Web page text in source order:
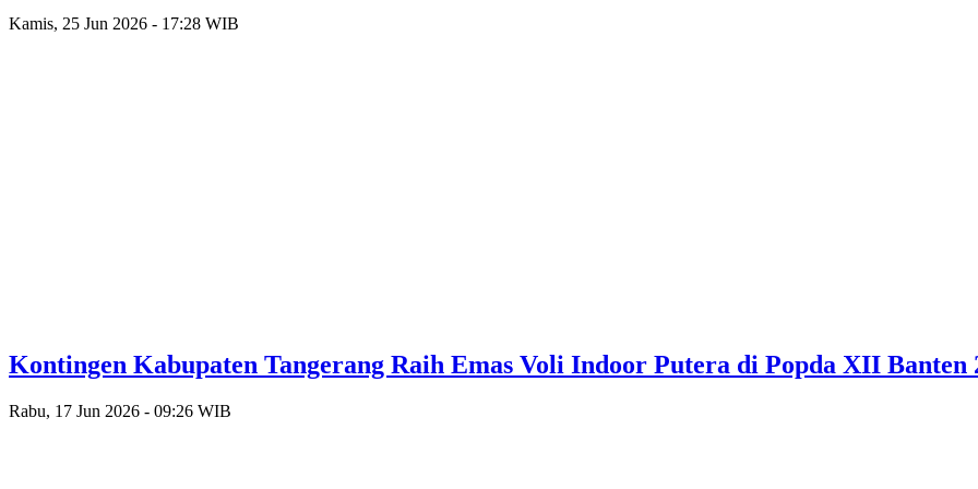
Kamis, 25 Jun 2026 - 17:28 WIB
Kontingen Kabupaten Tangerang Raih Emas Voli Indoor Putera di Popda XII Banten
Rabu, 17 Jun 2026 - 09:26 WIB